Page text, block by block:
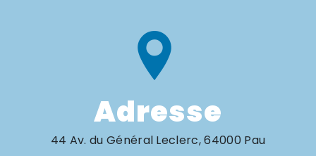
Adresse
44 Av. du Général Leclerc, 64000 Pau